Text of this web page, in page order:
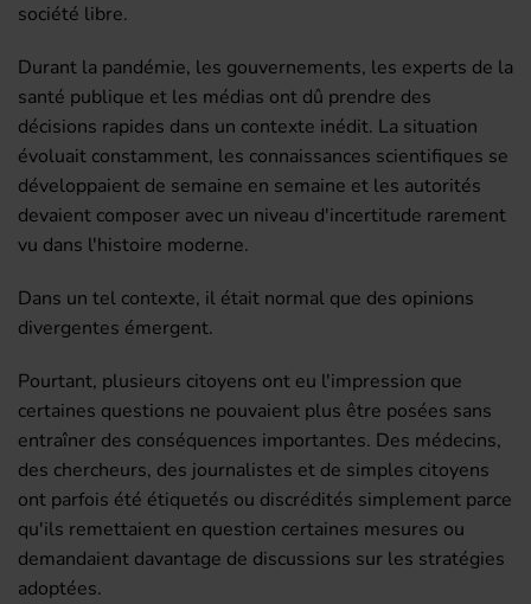
société libre.
Durant la pandémie, les gouvernements, les experts de la
santé publique et les médias ont dû prendre des
décisions rapides dans un contexte inédit. La situation
évoluait constamment, les connaissances scientifiques se
développaient de semaine en semaine et les autorités
devaient composer avec un niveau d'incertitude rarement
vu dans l'histoire moderne.
Dans un tel contexte, il était normal que des opinions
divergentes émergent.
Pourtant, plusieurs citoyens ont eu l'impression que
certaines questions ne pouvaient plus être posées sans
entraîner des conséquences importantes. Des médecins,
des chercheurs, des journalistes et de simples citoyens
ont parfois été étiquetés ou discrédités simplement parce
qu'ils remettaient en question certaines mesures ou
demandaient davantage de discussions sur les stratégies
adoptées.